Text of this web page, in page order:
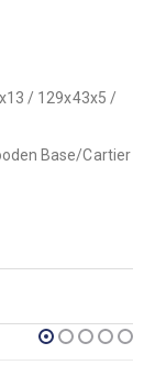
/ 129x43x5 /
Base/Cartier